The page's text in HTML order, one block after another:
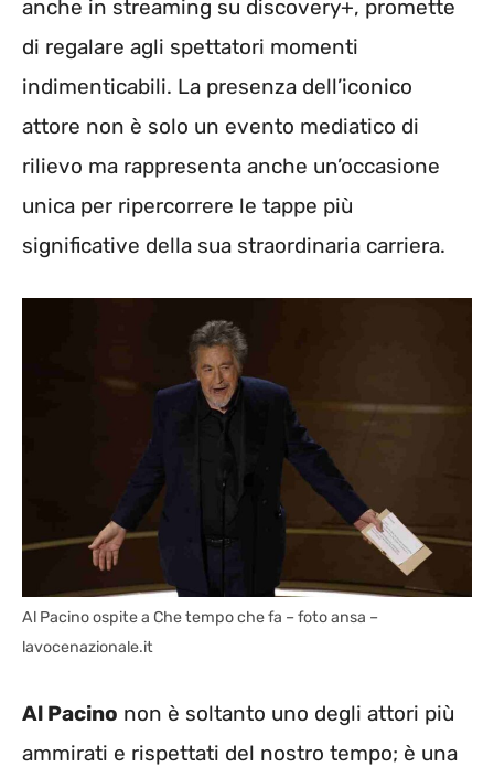
anche in streaming su discovery+, promette
di regalare agli spettatori momenti
indimenticabili. La presenza dell’iconico
attore non è solo un evento mediatico di
rilievo ma rappresenta anche un’occasione
unica per ripercorrere le tappe più
significative della sua straordinaria carriera.
Al Pacino ospite a Che tempo che fa – foto ansa –
lavocenazionale.it
Al Pacino non è soltanto uno degli attori più
ammirati e rispettati del nostro tempo; è una